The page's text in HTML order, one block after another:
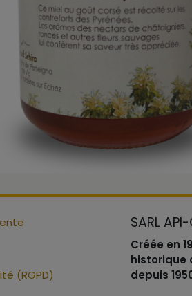
(RGPD)
SARL API-
Créée en
historique
depuis